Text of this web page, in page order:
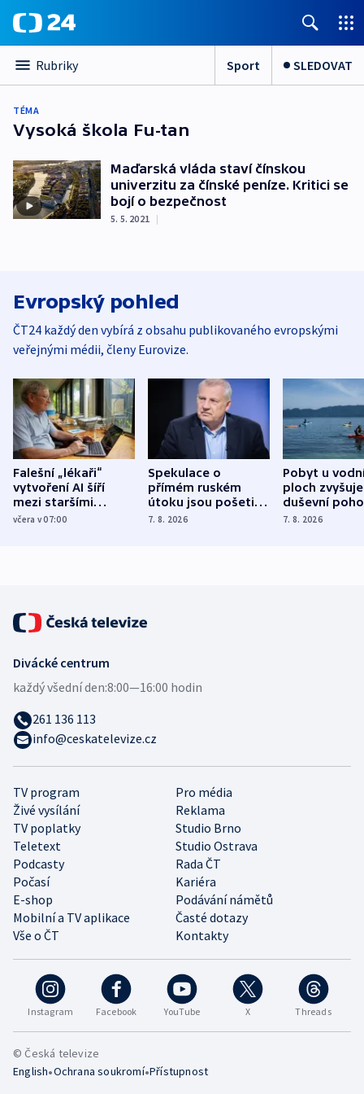
Rubriky Sport SLEDOVAT
TÉMA
Vysoká škola Fu-tan
Maďarská vláda staví čínskou
univerzitu za čínské peníze. Kritici se
bojí o bezpečnost
5. 5. 2021 |
Evropský pohled
ČT24 každý den vybírá z obsahu publikovaného evropskými
veřejnými médii, členy Eurovize.
Falešní „lékaři“
vytvoření AI šíří
mezi staršími
Poláky nebezpečné
včera v 07:00
Spekulace o
přímém ruském
útoku jsou pošetilé,
míní estonský
7. 8. 2026
Pobyt u
ploch zvyšuje
duševní
ukázala
7. 8. 2026
Instagram Facebook YouTube X Threads
TV program
Pro média
Živé vysílání
Reklama
TV poplatky
Studio Brno
Teletext
Studio Ostrava
Podcasty
Rada ČT
Počasí
Kariéra
E-shop
Podávání námětů
Mobilní a TV aplikace
Časté dotazy
Vše o ČT
Kontakty
Divácké centrum
každý všední den:8:00—16:00 hodin
261 136 113
info@ceskatelevize.cz
© Česká televize
English•Ochrana soukromí•Přístupnost